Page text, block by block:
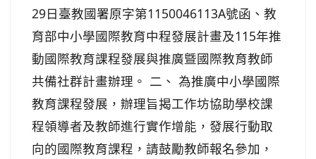
29日臺教國署原字第1150046113A號函、教
育部中小學國際教育中程發展計畫及115年推
動國際教育課程發展與推廣曁國際教育教師
共備社群計畫辦理。 二、 為推廣中小學國際
教育課程發展，辦理旨揭工作坊協助學校課
程領導者及教師進行實作增能，發展行動取
向的國際教育課程，請鼓勵教師報名參加，